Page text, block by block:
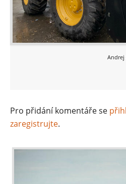
Andrej
Pro přidání komentáře se
zaregistrujte.